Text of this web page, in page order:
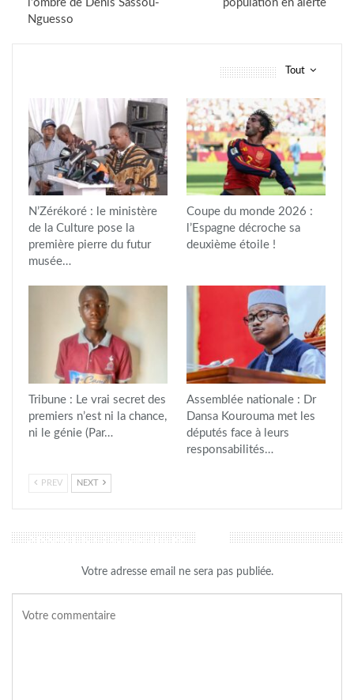
l’ombre de Denis Sassou-
Nguesso
population en alerte
Tout
N’Zérékoré : le ministère
de la Culture pose la
première pierre du futur
musée…
Coupe du monde 2026 :
l’Espagne décroche sa
deuxième étoile !
Tribune : Le vrai secret des
premiers n’est ni la chance,
ni le génie (Par…
Assemblée nationale : Dr
Dansa Kourouma met les
députés face à leurs
responsabilités…
PREV NEXT
LAISSER UN COMMENTAIRE
Votre adresse email ne sera pas publiée.